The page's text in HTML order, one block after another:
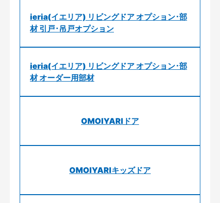
ieria(イエリア) リビングドア オプション･部
材 引戸･吊戸オプション
ieria(イエリア) リビングドア オプション･部
材 オーダー用部材
OMOIYARIドア
OMOIYARIキッズドア